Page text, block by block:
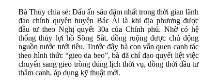
Bà Thủy chia sẻ: Dấu ấn sâu đậm nhất trong thời gian lãnh
đạo chính quyền huyện Bác Ái là khi địa phương được
đầu tư theo Nghị quyết 30a của Chính phủ. Nhờ có hệ
thống thủy lợi hồ Sông Sắt, đồng ruộng được chủ động
nguồn nước tưới tiêu. Trước đây bà con vẫn quen canh tác
theo hình thức “gieo da beo”, bà đã chỉ đạo quyết liệt việc
chuyển sang gieo trồng đúng lịch thời vụ, đồng thời đầu tư
thâm canh, áp dụng kỹ thuật mới.